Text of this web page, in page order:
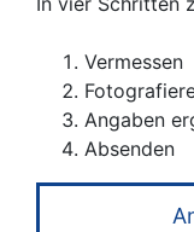
Vermessen
Angaben
Absenden